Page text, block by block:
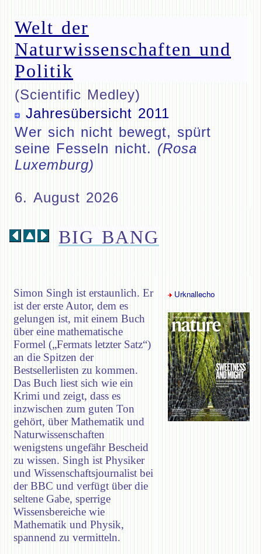
Welt der
Naturwissenschaften und
Politik
(Scientific Medley)
Jahresübersicht 2011
Wer sich nicht bewegt, spürt
seine Fesseln nicht. (Rosa
Luxemburg)
6. August 2026
BIG BANG
Simon Singh ist erstaunlich. Er
ist der erste Autor, dem es
gelungen ist, mit einem Buch
über eine mathematische
Formel („Fermats letzter Satz“)
an die Spitzen der
Bestsellerlisten zu kommen.
Das Buch liest sich wie ein
Krimi und zeigt, dass es
inzwischen zum guten Ton
gehört, über Mathematik und
Naturwissenschaften
wenigstens ungefähr Bescheid
zu wissen. Singh ist Physiker
und Wissenschaftsjournalist bei
der BBC und verfügt über die
seltene Gabe, sperrige
Wissensbereiche wie
Mathematik und Physik,
spannend zu vermitteln.
Urknallecho